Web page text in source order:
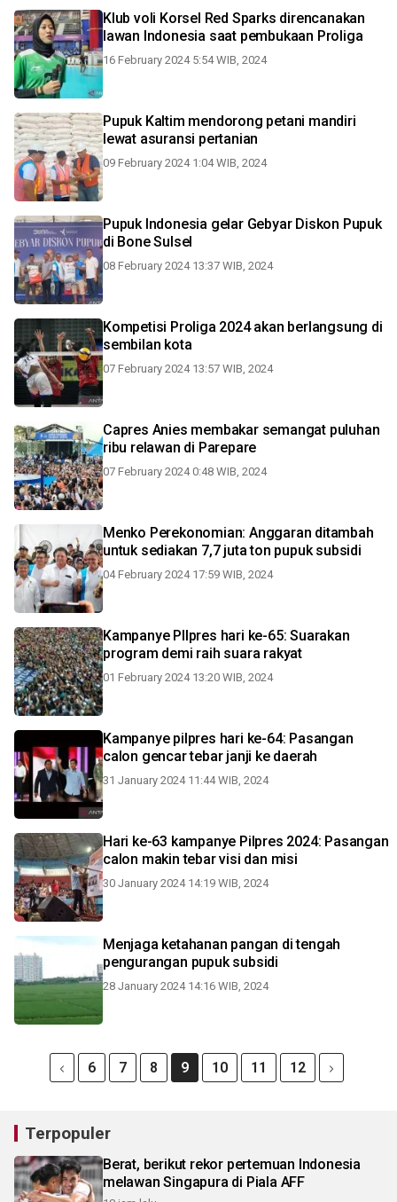
Klub voli Korsel Red Sparks direncanakan
lawan Indonesia saat pembukaan Proliga
16 February 2024 5:54 WIB, 2024
Pupuk Kaltim mendorong petani mandiri
lewat asuransi pertanian
09 February 2024 1:04 WIB, 2024
Pupuk Indonesia gelar Gebyar Diskon Pupuk
di Bone Sulsel
08 February 2024 13:37 WIB, 2024
Kompetisi Proliga 2024 akan berlangsung di
sembilan kota
07 February 2024 13:57 WIB, 2024
Capres Anies membakar semangat puluhan
ribu relawan di Parepare
07 February 2024 0:48 WIB, 2024
Menko Perekonomian: Anggaran ditambah
untuk sediakan 7,7 juta ton pupuk subsidi
04 February 2024 17:59 WIB, 2024
Kampanye PIlpres hari ke-65: Suarakan
program demi raih suara rakyat
01 February 2024 13:20 WIB, 2024
Kampanye pilpres hari ke-64: Pasangan
calon gencar tebar janji ke daerah
31 January 2024 11:44 WIB, 2024
Hari ke-63 kampanye Pilpres 2024: Pasangan
calon makin tebar visi dan misi
30 January 2024 14:19 WIB, 2024
Menjaga ketahanan pangan di tengah
pengurangan pupuk subsidi
28 January 2024 14:16 WIB, 2024
6 7 8 9 10 11 12
Terpopuler
Berat, berikut rekor pertemuan Indonesia
melawan Singapura di Piala AFF